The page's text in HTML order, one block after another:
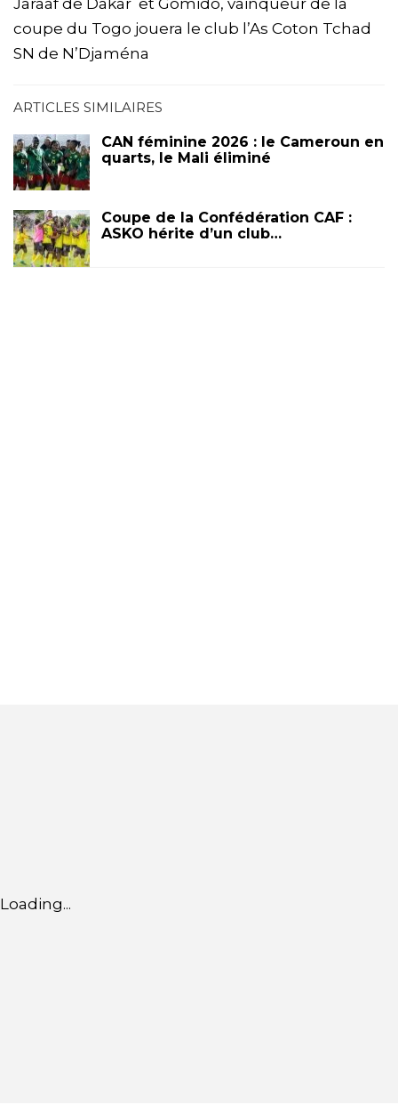
coupe du Togo jouera le club l’As Coton Tchad
SN de N’Djaména
ARTICLES SIMILAIRES
CAN féminine 2026 : le Cameroun en
quarts, le Mali éliminé
Coupe de la Confédération CAF :
ASKO hérite d’un club…
Loading...